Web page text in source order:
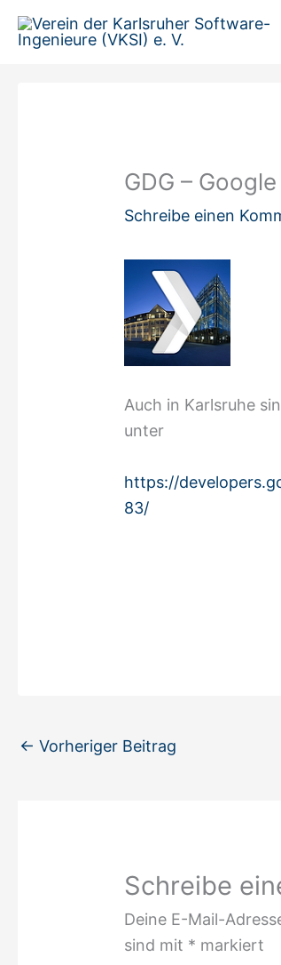
Zum
Inhalt
GDG –
Schreibe einen
Auch in Karlsruhe
unter
https://
83/
← Vorheriger Beitrag
Schreibe
Deine E-Mail-
sind mit * markiert